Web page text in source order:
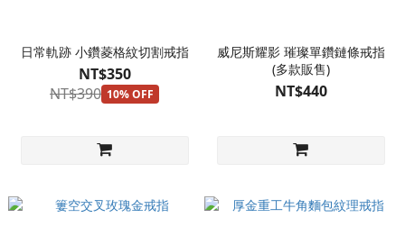
日常軌跡 小鑽菱格紋切割戒指
NT$350
NT$390 10% OFF
威尼斯耀影 璀璨單鑽鏈條戒指
(多款販售)
NT$440